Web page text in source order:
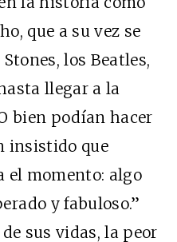
que a su vez se
los Beatles,
llegar a la
bien podían hacer
insistido que
el momento: algo
y fabuloso.”
sus vidas, la peor